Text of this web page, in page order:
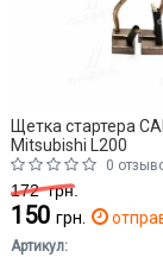
Щетка стартера
Mitsubishi L200
0
172грн.
150 грн.
Артикул: